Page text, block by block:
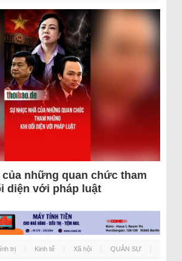
những quan chức tham
diện với pháp luật
trị Kinh tế Xã hội QUÂN SỰ